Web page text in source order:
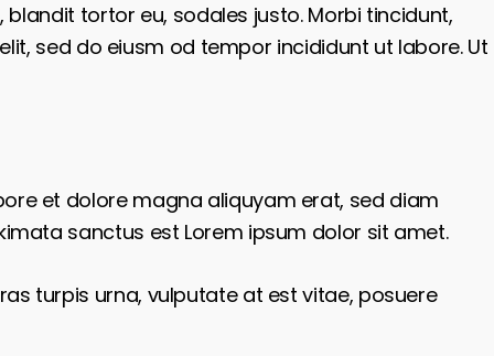
tortor eu, sodales justo. Morbi tincidunt,
sed do eiusm od tempor incididunt ut labore. Ut
et dolore magna aliquyam erat, sed diam
sanctus est Lorem ipsum dolor sit amet.
turpis urna, vulputate at est vitae, posuere